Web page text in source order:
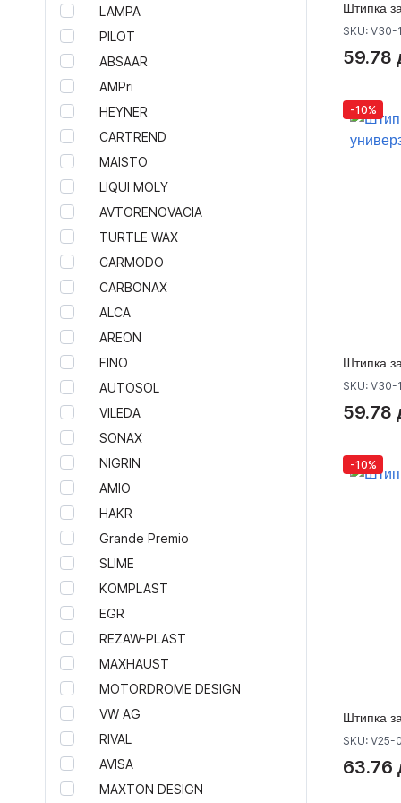
Додатоци за итни случаи
Екстериер
Кровни носачи за таван
Лајсни за врати
Метални капаци за мотор
Тунинг ретровизори
Подкрила
Додатоци за браници
Спојлери Motordrome Design
Тунинг прагови
Резервни делови за тунинг
Тунинг задни браници
Тунинг предни браници
Тунинг Спојлери
Тунинг издуви
Капаци за странични огледала
Полумесеци
Спојлери Maxton Design
Прагови и ролбари за SUV теренци
Тунинг боди китови
Дифузери за тунинг браници
Амблеми за автомобили
Консумативи
Продукти K&N
моторни масла
додатоци за горива и масла
Сензори за надворешна
температура
LAMPA
PILOT
ABSAAR
AMPri
HEYNER
CARTREND
MAISTO
LIQUI MOLY
AVTORENOVACIA
TURTLE WAX
CARMODO
CARBONAX
ALCA
AREON
FINO
AUTOSOL
VILEDA
SONAX
NIGRIN
AMIO
HAKR
Grande Premio
SLIME
KOMPLAST
EGR
REZAW-PLAST
MAXHAUST
MOTORDROME DESIGN
VW AG
RIVAL
AVISA
MAXTON DESIGN
Штипка
SKU: V30-
59.78
-10%
Штипка
SKU: V30-
59.78
-10%
Штипка
SKU: V25-
63.76